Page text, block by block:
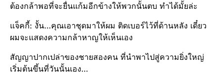
ต้องกล้าพอที่จะยื่นแก้มอีกข้างให้พวกนั้นตบ ทำได้มั้ยล่ะ
แจ็คกี้: งั้น…คุณเอาชุดมาให้ผม ติดเบอร์ไว้ที่ด้านหลัง เดี๋ยว
ผมจะแสดงความกล้าหาญให้เห็นเอง
สัญญาปากเปล่าของชายสองคน ที่นำพาไปสู่ความยิ่งใหญ่
เริ่มต้นขึ้นที่วันนั้นเอง…